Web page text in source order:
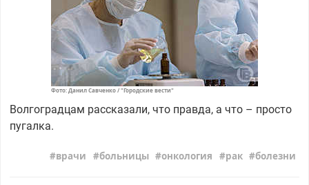
Фото: Данил Савченко / "Городские вести"
Волгоградцам рассказали, что правда, а что – просто
пугалка.
врачи больницы онкология рак болезни